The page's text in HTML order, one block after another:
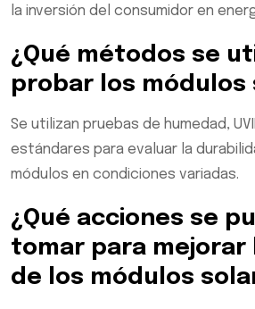
la inversión del consumidor en
¿Qué métodos se
probar los módulos
Se utilizan pruebas de humedad,
estándares para evaluar la
módulos en condiciones variadas.
¿Qué acciones se
tomar para mejorar
de los módulos